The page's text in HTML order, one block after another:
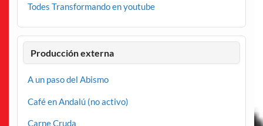
Todes Transformando en youtube
Producción externa
A un paso del Abismo
Café en Andalú (no activo)
Carne Cruda